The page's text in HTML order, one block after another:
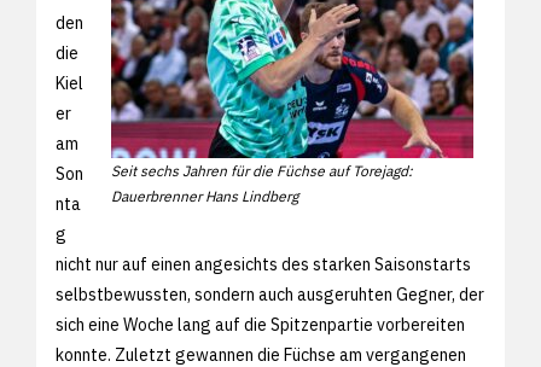
Seit sechs Jahren für die Füchse auf Torejagd:
Dauerbrenner Hans Lindberg
den
die
Kiel
er
am
Son
nta
g
nicht nur auf einen angesichts des starken Saisonstarts
selbstbewussten, sondern auch ausgeruhten Gegner, der
sich eine Woche lang auf die Spitzenpartie vorbereiten
konnte. Zuletzt gewannen die Füchse am vergangenen